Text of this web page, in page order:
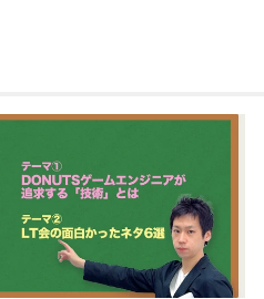
メンバーが企画したその研修の様
レ...